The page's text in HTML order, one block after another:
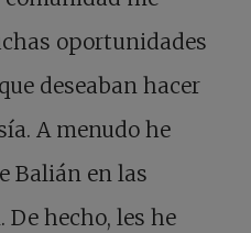
oportunidades
deseaban hacer
A menudo he
Balián en las
De hecho, les he